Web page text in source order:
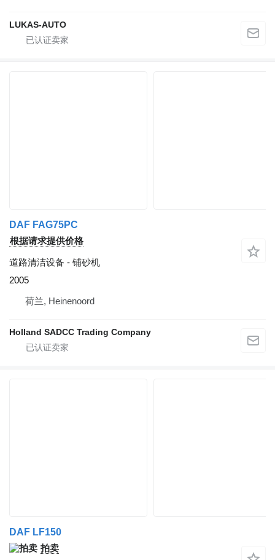
LUKAS-AUTO
DAF FAG75PC
根据请求提供价格
道路清洁设备 - 铺砂机
2005
荷兰, Heinenoord
Holland SADCC Trading Company
DAF LF150
拍卖